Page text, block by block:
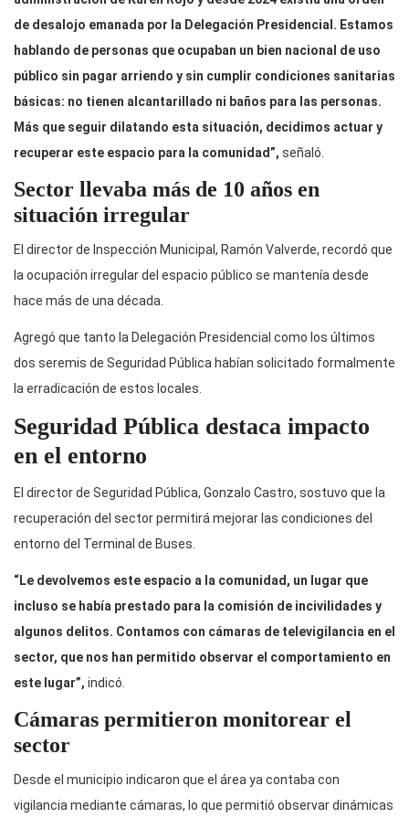
de desalojo emanada por la Delegación Presidencial. Estamos
hablando de personas que ocupaban un bien nacional de uso
público sin pagar arriendo y sin cumplir condiciones sanitarias
básicas: no tienen alcantarillado ni baños para las personas.
Más que seguir dilatando esta situación, decidimos actuar y
recuperar este espacio para la comunidad”, señaló.
Sector llevaba más de 10 años en
situación irregular
El director de Inspección Municipal, Ramón Valverde, recordó que
la ocupación irregular del espacio público se mantenía desde
hace más de una década.
Agregó que tanto la Delegación Presidencial como los últimos
dos seremis de Seguridad Pública habían solicitado formalmente
la erradicación de estos locales.
Seguridad Pública destaca impacto
en el entorno
El director de Seguridad Pública, Gonzalo Castro, sostuvo que la
recuperación del sector permitirá mejorar las condiciones del
entorno del Terminal de Buses.
“Le devolvemos este espacio a la comunidad, un lugar que
incluso se había prestado para la comisión de incivilidades y
algunos delitos. Contamos con cámaras de televigilancia en el
sector, que nos han permitido observar el comportamiento en
este lugar”, indicó.
Cámaras permitieron monitorear el
sector
Desde el municipio indicaron que el área ya contaba con
vigilancia mediante cámaras, lo que permitió observar dinámicas